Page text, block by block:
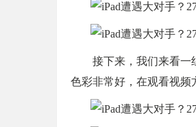
接下来，我们来看一
色彩非常好，在观看视频